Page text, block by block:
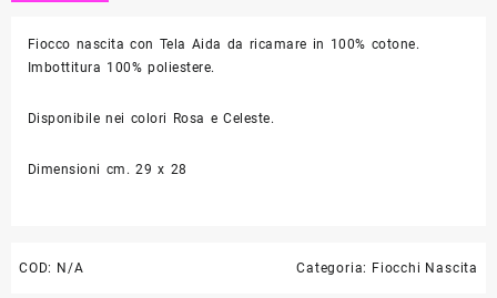
Fiocco nascita con Tela Aida da ricamare in 100% cotone.
Imbottitura 100% poliestere.
Disponibile nei colori Rosa e Celeste.
Dimensioni cm. 29 x 28
COD: N/A Categoria: Fiocchi Nascita